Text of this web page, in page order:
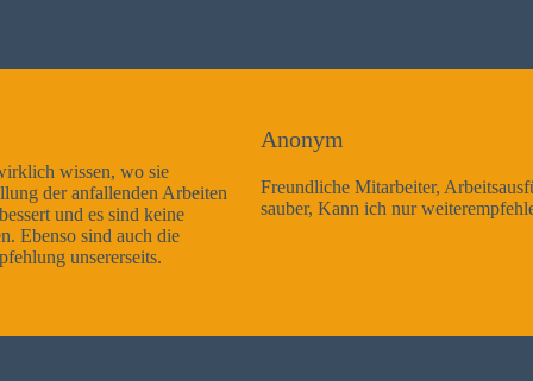
Freundliche Mitarbeiter, Arbeitsausführung sehr gut und sehr
sauber, Kann ich nur weiterempfehlen